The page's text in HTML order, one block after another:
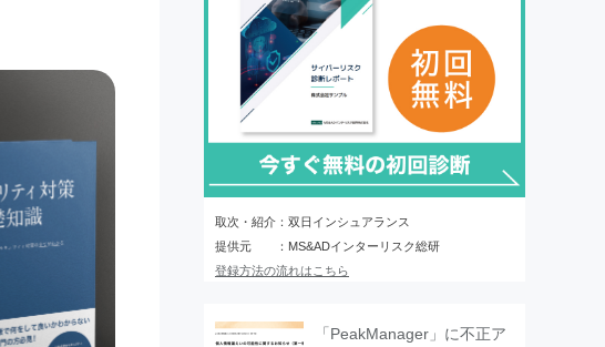
取次・紹介：双日インシュアランス
提供元 ：MS&ADインターリスク総研
登録方法の流れはこちら
「PeakManager」に不正ア